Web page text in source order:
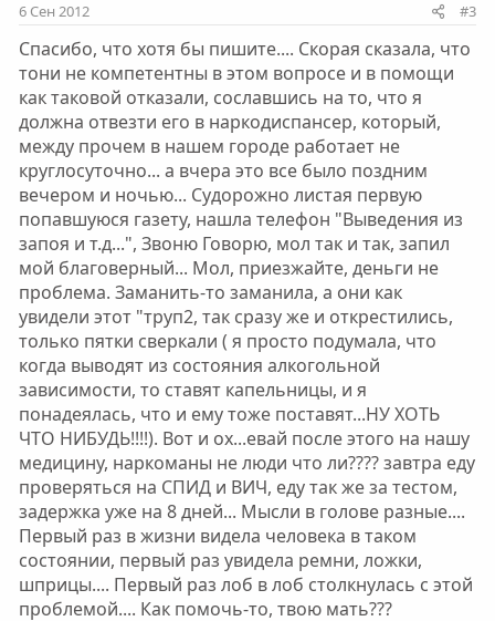
н
ы
й
г
о
л
о
с
в
н
ы
й
г
о
л
о
с
6 Сен 2012 #3
Спасибо, что хотя бы пишите.... Скорая сказала, что
тони не компетентны в этом вопросе и в помощи
как таковой отказали, сославшись на то, что я
должна отвезти его в наркодиспансер, который,
между прочем в нашем городе работает не
круглосуточно... а вчера это все было поздним
вечером и ночью... Судорожно листая первую
попавшуюся газету, нашла телефон "Выведения из
запоя и т.д...", Звоню Говорю, мол так и так, запил
мой благоверный... Мол, приезжайте, деньги не
проблема. Заманить-то заманила, а они как
увидели этот "труп2, так сразу же и открестились,
только пятки сверкали ( я просто подумала, что
когда выводят из состояния алкогольной
зависимости, то ставят капельницы, и я
понадеялась, что и ему тоже поставят...НУ ХОТЬ
ЧТО НИБУДЬ!!!!). Вот и ох...евай после этого на нашу
медицину, наркоманы не люди что ли???? завтра еду
проверяться на СПИД и ВИЧ, еду так же за тестом,
задержка уже на 8 дней... Мысли в голове разные....
Первый раз в жизни видела человека в таком
состоянии, первый раз увидела ремни, ложки,
шприцы.... Первый раз лоб в лоб столкнулась с этой
проблемой.... Как помочь-то, твою мать???